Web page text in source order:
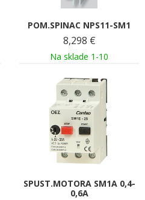
POM.SPINAC NPS11-SM1
8,298 €
Na sklade 1-10
SPUST.MOTORA SM1A 0,4-
0,6A